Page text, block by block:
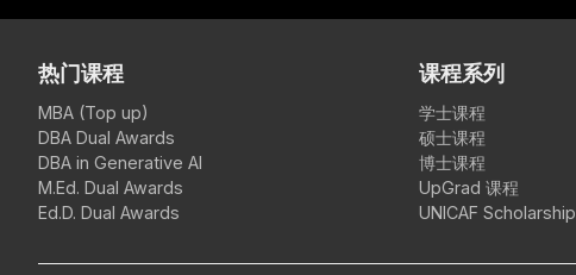
热门课程
MBA (Top up)
DBA Dual Awards
DBA in Generative AI
M.Ed. Dual Awards
Ed.D. Dual Awards
课程系列
学士课程
硕士课程
博士课程
UpGrad 课程
UNICAF Scholarship